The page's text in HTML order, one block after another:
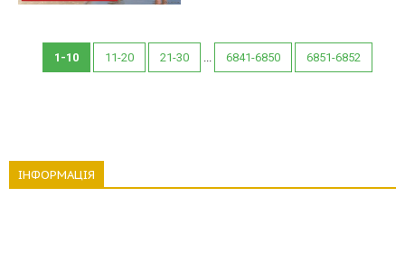
1-10 11-20 21-30 6841-6850 6851-6852
ІНФОРМАЦІЯ